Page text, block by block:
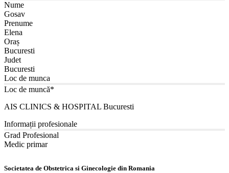
Nume
Gosav
Prenume
Elena
Oraș
Bucuresti
Judet
Bucuresti
Loc de munca
Loc de muncă*
AIS CLINICS & HOSPITAL Bucuresti
Informații profesionale
Grad Profesional
Medic primar
Societatea de Obstetrica si Ginecologie din Romania